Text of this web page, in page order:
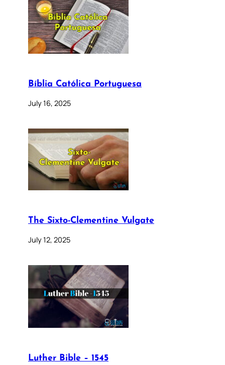
Bíblia Católica Portuguesa
July 16, 2025
The Sixto-Clementine Vulgate
July 12, 2025
Luther Bible – 1545